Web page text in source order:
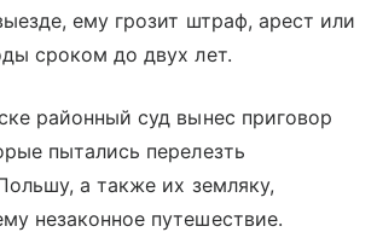
ему грозит штраф, арест или
сроком до двух лет.
районный суд вынес приговор
пытались перелезть
а также их земляку,
незаконное путешествие.